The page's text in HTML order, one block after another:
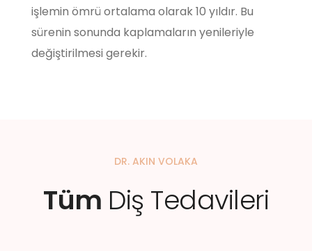
işlemin ömrü ortalama olarak 10 yıldır. Bu
sürenin sonunda kaplamaların yenileriyle
değiştirilmesi gerekir.
DR. AKIN VOLAKA
Tüm Diş Tedavileri